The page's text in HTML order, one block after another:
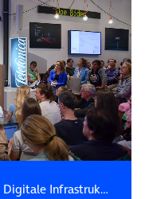
Digitale Infrastruktur